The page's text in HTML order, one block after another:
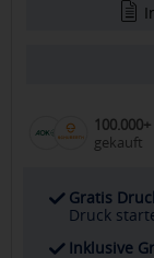
gekauft
Gratis
Druck
Inklusive